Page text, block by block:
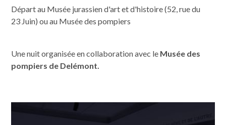
Départ au Musée jurassien d'art et d'histoire (52, rue du
23 Juin) ou au Musée des pompiers
Une nuit organisée en collaboration avec le Musée des
pompiers de Delémont.